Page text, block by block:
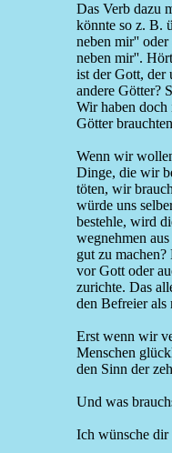
Das Verb dazu
könnte so z. B.
neben mir''
neben mir''.
ist der Gott, der
andere Götter?
Wir haben
Götter
Wenn wir
Dinge, die wir
töten, wir
würde uns
bestehle, wird
wegnehmen
gut zu
vor Gott oder
zurichte. Das
den Befreier als
Erst wenn wir
Menschen
den Sinn der
Und was
Ich wünsche dir